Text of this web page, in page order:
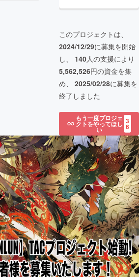
このプロジェクトは、
2024/12/29に募集を開始
し、 140人の支援により
5,562,526円の資金を集
め、 2025/02/28に募集を
終了しました
もう一度プロジェ
クトをやってほし
い
3
6